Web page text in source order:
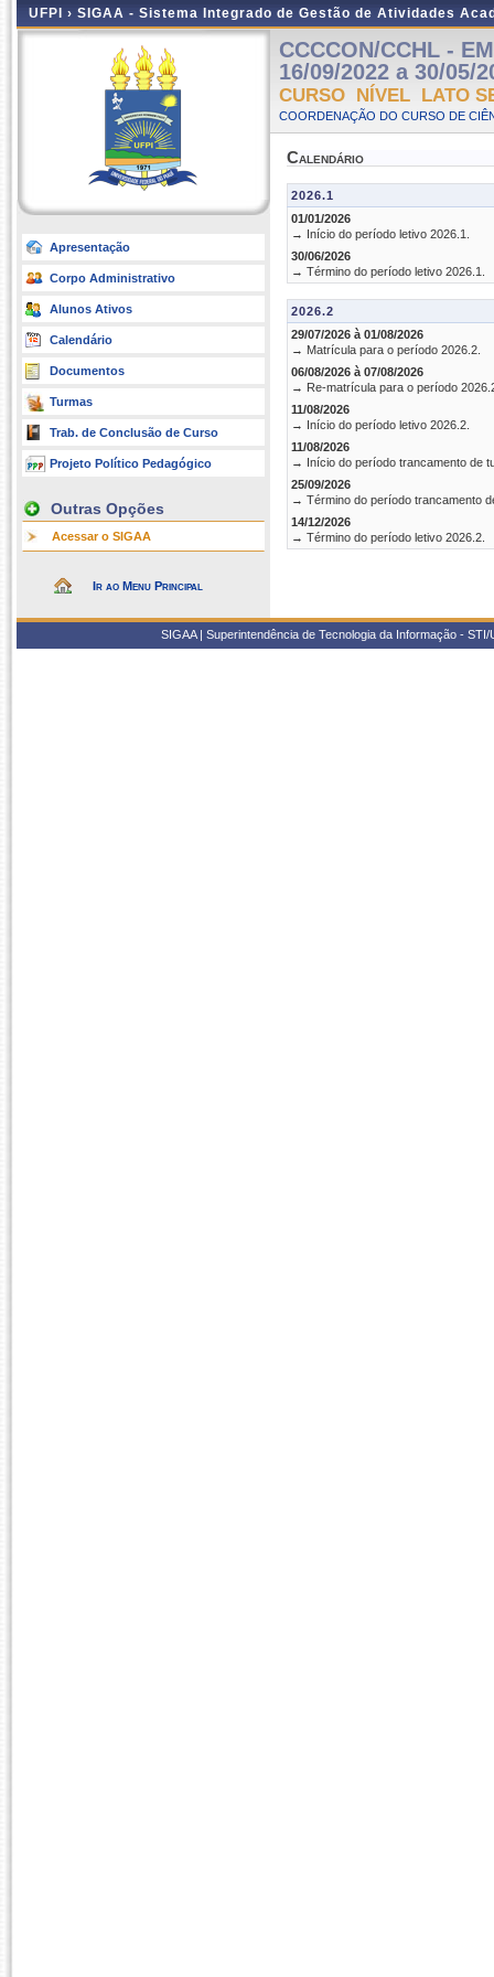
UFPI › SIGAA - Sistema Integrado de Gestão de Atividades
Apresentação
Corpo Administrativo
Alunos Ativos
Calendário
Documentos
Turmas
Trab. de Conclusão de Curso
Projeto Político Pedagógico
Outras Opções
Acessar o SIGAA
Ir ao Menu Principal
CCCCON/CCHL -
16/09/2022 a 30/05/
CURSO NÍVEL LATO
COORDENAÇÃO DO CURSO DE
Calendário
2026.1
01/01/2026
→ Início do período letivo 2026.1.
30/06/2026
→ Término do período letivo 2026.1.
2026.2
29/07/2026 à 01/08/2026
→ Matrícula para o período 2026.2.
06/08/2026 à 07/08/2026
→ Re-matrícula para o período
11/08/2026
→ Início do período letivo 2026.2.
11/08/2026
→ Início do período trancamento de
25/09/2026
→ Término do período trancamento
14/12/2026
→ Término do período letivo 2026.2.
SIGAA | Superintendência de Tecnologia da Informação -